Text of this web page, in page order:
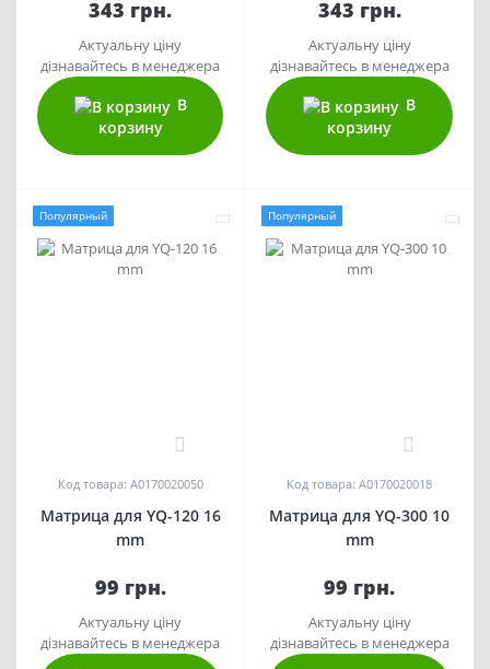
343 грн.
Актуальну ціну
дізнавайтесь в менеджера
В
корзину
343 грн.
Актуальну ціну
дізнавайтесь в менеджера
В
корзину
Популярный
0
Код товара: A0170020050
Матрица для YQ-120 16
mm
99 грн.
Актуальну ціну
дізнавайтесь в менеджера
Популярный
0
Код товара: A0170020018
Матрица для YQ-300 10
mm
99 грн.
Актуальну ціну
дізнавайтесь в менеджера